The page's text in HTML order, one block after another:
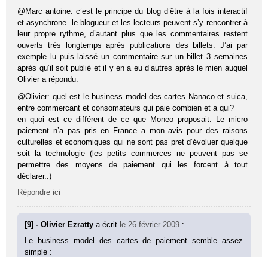
@Marc antoine: c’est le principe du blog d’être à la fois interactif
et asynchrone. le blogueur et les lecteurs peuvent s’y rencontrer à
leur propre rythme, d’autant plus que les commentaires restent
ouverts très longtemps après publications des billets. J’ai par
exemple lu puis laissé un commentaire sur un billet 3 semaines
après qu’il soit publié et il y en a eu d’autres après le mien auquel
Olivier a répondu.
@Olivier: quel est le business model des cartes Nanaco et suica,
entre commercant et consomateurs qui paie combien et a qui?
en quoi est ce différent de ce que Moneo proposait. Le micro
paiement n’a pas pris en France a mon avis pour des raisons
culturelles et economiques qui ne sont pas pret d’évoluer quelque
soit la technologie (les petits commerces ne peuvent pas se
permettre des moyens de paiement qui les forcent à tout
déclarer..)
Répondre ici
[9] - Olivier Ezrattya écrit le 26 février 2009 :
Le business model des cartes de paiement semble assez
simple :